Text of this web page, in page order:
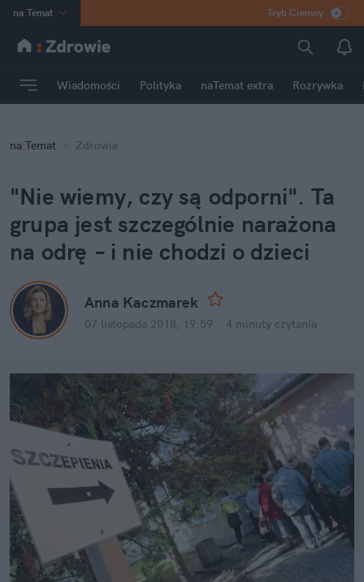
na:Temat
INN Poland
mama
Rozrywka
Tryb Ciemny
Wiadomości Polityka naTemat extra Rozrywka
na:Temat Zdrowie
"Nie wiemy, czy są odporni". Ta
grupa jest szczególnie narażona
na odrę – i nie chodzi o dzieci
Anna Kaczmarek
07 listopada 2018, 19:59 4 minuty czytania